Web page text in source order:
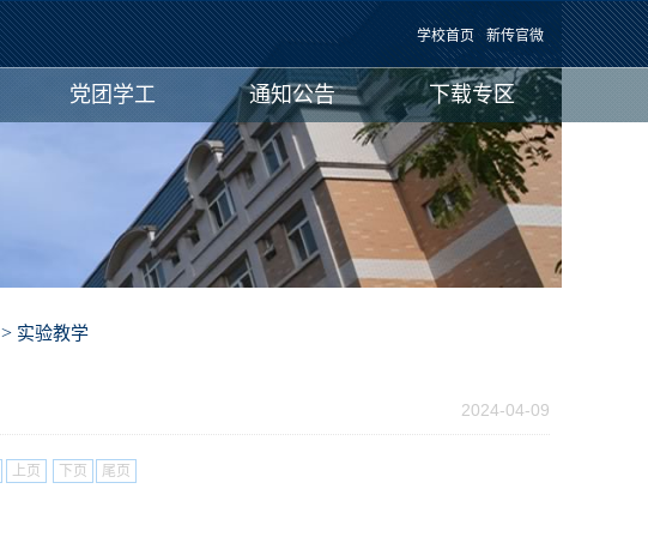
学校首页 新传官微
党团学工 通知公告 下载专区
> 实验教学
2024-04-09
上页 下页 尾页